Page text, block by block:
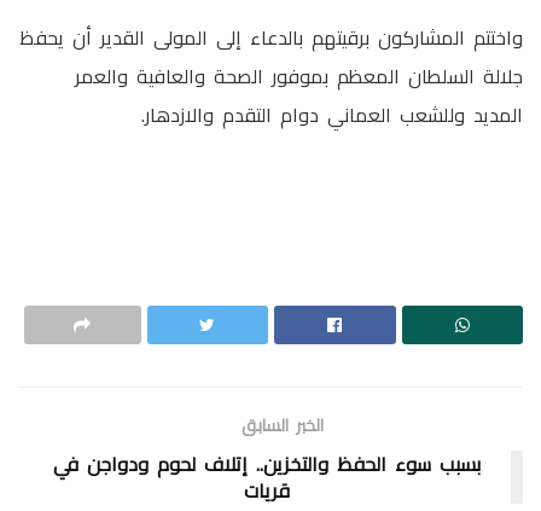
واختتم المشاركون برقيتهم بالدعاء إلى المولى القدير أن يحفظ
جلالة السلطان المعظم بموفور الصحة والعافية والعمر
المديد وللشعب العماني دوام التقدم والازدهار.
الخبر السابق
بسبب سوء الحفظ والتخزين.. إتلاف لحوم ودواجن في
قريات